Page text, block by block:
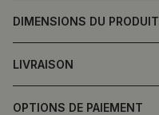
DIMENSIONS DU PRODUIT
LIVRAISON
OPTIONS DE PAIEMENT